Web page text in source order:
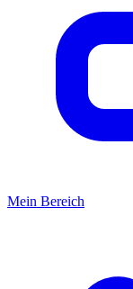
Mein Bereich